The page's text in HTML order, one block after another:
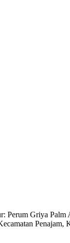
Perum Griya Palm
Penajam,